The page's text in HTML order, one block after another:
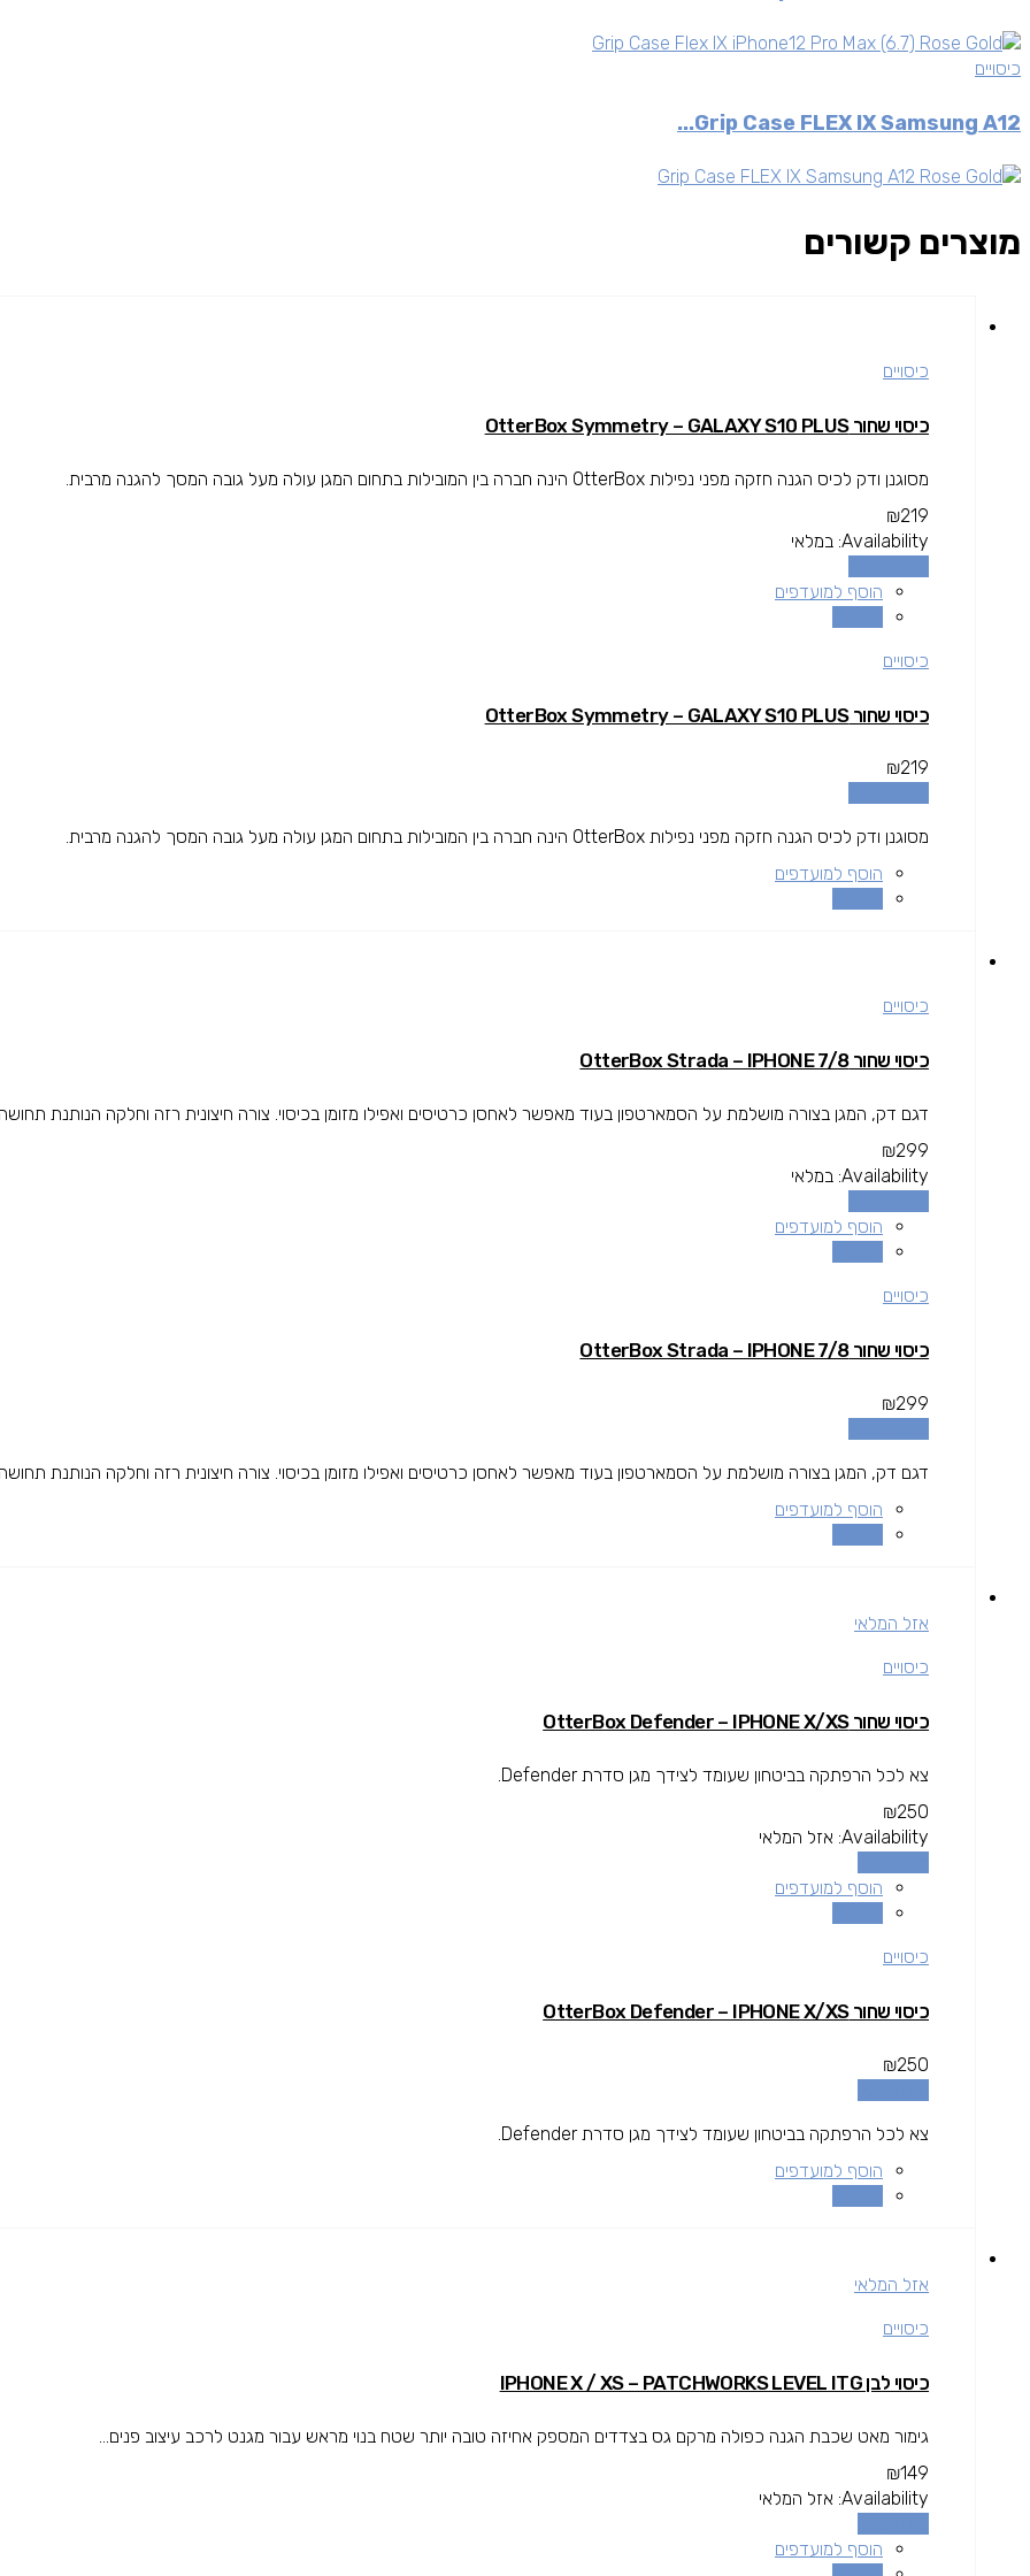
כיסויים
Grip Case FLEX IX Samsung A12...
מוצרים קשורים
כיסויים
כיסוי שחור OtterBox Symmetry – GALAXY S10 PLUS
מסוגנן ודק לכיס הגנה חזקה מפני נפילות OtterBox הינה חברה בין המובילות בתחום המגן עולה מעל גובה המסך להגנה מרבית.
₪219
Availability: במלאי
הוסף למועדפים
כיסויים
כיסוי שחור OtterBox Symmetry – GALAXY S10 PLUS
₪219
מסוגנן ודק לכיס הגנה חזקה מפני נפילות OtterBox הינה חברה בין המובילות בתחום המגן עולה מעל גובה המסך להגנה מרבית.
הוסף למועדפים
כיסויים
כיסוי שחור OtterBox Strada – IPHONE 7/8
דגם דק, המגן בצורה מושלמת על הסמארטפון בעוד מאפשר לאחסן כרטיסים ואפילו מזומן בכיסוי. צורה חיצונית רזה וחלקה הנותנת
₪299
Availability: במלאי
הוסף למועדפים
כיסויים
כיסוי שחור OtterBox Strada – IPHONE 7/8
₪299
דגם דק, המגן בצורה מושלמת על הסמארטפון בעוד מאפשר לאחסן כרטיסים ואפילו מזומן בכיסוי. צורה חיצונית רזה וחלקה הנותנת
הוסף למועדפים
אזל המלאי
כיסויים
כיסוי שחור OtterBox Defender – IPHONE X/XS
צא לכל הרפתקה בביטחון שעומד לצידך מגן סדרת Defender.
₪250
Availability: אזל המלאי
הוסף למועדפים
כיסויים
כיסוי שחור OtterBox Defender – IPHONE X/XS
₪250
צא לכל הרפתקה בביטחון שעומד לצידך מגן סדרת Defender.
הוסף למועדפים
אזל המלאי
כיסויים
כיסוי לבן IPHONE X / XS – PATCHWORKS LEVEL ITG
גימור מאט שכבת הגנה כפולה מרקם גס בצדדים המספק אחיזה טובה יותר שטח בנוי מראש עבור מגנט לרכב עיצוב פנים...
₪149
Availability: אזל המלאי
הוסף למועדפים